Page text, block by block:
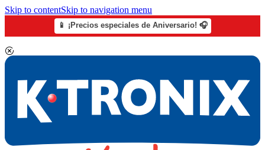
Skip to contentSkip to navigation menu
📱 ¡Precios especiales de Aniversario! 🎧